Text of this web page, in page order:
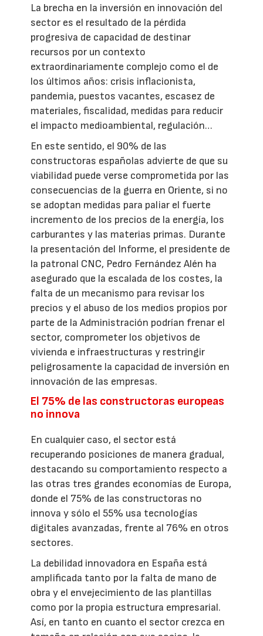
La brecha en la inversión en innovación del
sector es el resultado de la pérdida
progresiva de capacidad de destinar
recursos por un contexto
extraordinariamente complejo como el de
los últimos años: crisis inflacionista,
pandemia, puestos vacantes, escasez de
materiales, fiscalidad, medidas para reducir
el impacto medioambiental, regulación…
En este sentido, el 90% de las
constructoras españolas advierte de que su
viabilidad puede verse comprometida por las
consecuencias de la guerra en Oriente, si no
se adoptan medidas para paliar el fuerte
incremento de los precios de la energía, los
carburantes y las materias primas. Durante
la presentación del Informe, el presidente de
la patronal CNC, Pedro Fernández Alén ha
asegurado que la escalada de los costes, la
falta de un mecanismo para revisar los
precios y el abuso de los medios propios por
parte de la Administración podrían frenar el
sector, comprometer los objetivos de
vivienda e infraestructuras y restringir
peligrosamente la capacidad de inversión en
innovación de las empresas.
El 75% de las constructoras europeas
no innova
En cualquier caso, el sector está
recuperando posiciones de manera gradual,
destacando su comportamiento respecto a
las otras tres grandes economías de Europa,
donde el 75% de las constructoras no
innova y sólo el 55% usa tecnologías
digitales avanzadas, frente al 76% en otros
sectores.
La debilidad innovadora en España está
amplificada tanto por la falta de mano de
obra y el envejecimiento de las plantillas
como por la propia estructura empresarial.
Así, en tanto en cuanto el sector crezca en